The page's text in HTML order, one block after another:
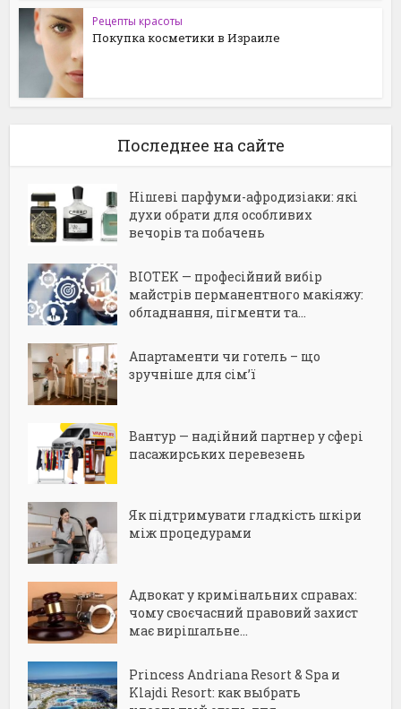
Рецепты красоты
Покупка косметики в Израиле
Последнее на сайте
Нішеві парфуми-афродизіаки: які
духи обрати для особливих
вечорів та побачень
BIOTEK — професійний вибір
майстрів перманентного макіяжу:
обладнання, пігменти та...
Апартаменти чи готель – що
зручніше для сім’ї
Вантур — надійний партнер у сфері
пасажирських перевезень
Як підтримувати гладкість шкіри
між процедурами
Адвокат у кримінальних справах:
чому своєчасний правовий захист
має вирішальне...
Princess Andriana Resort & Spa и
Klajdi Resort: как выбрать